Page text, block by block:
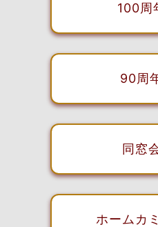
100周
90周
同窓
ホームカ